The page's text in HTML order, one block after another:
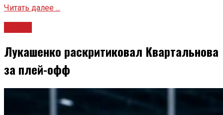
Читать далее ...
Лукашенко раскритиковал Квартальнова
за плей-офф